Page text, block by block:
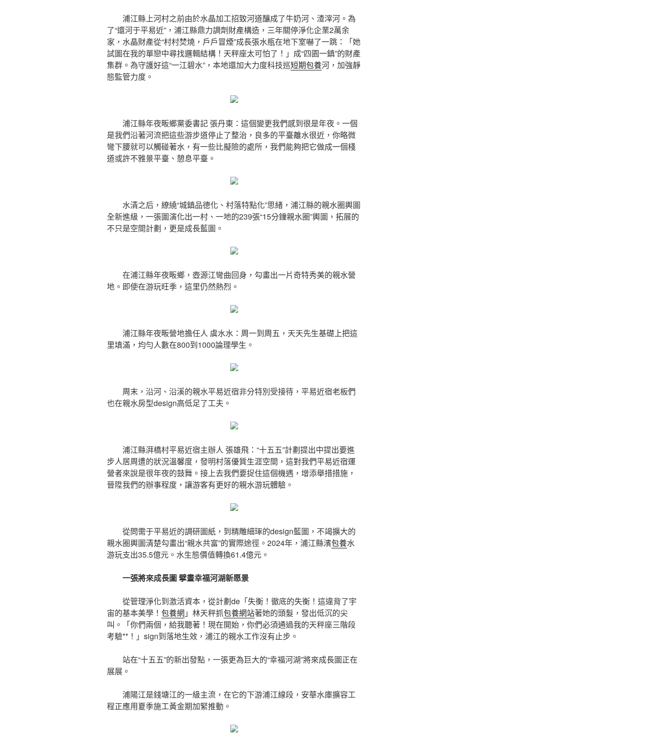
浦江縣上河村之前由於水晶加工招致河道釀成了牛奶河、渣滓河。為
了“還河于平易近”，浦江縣鼎力調劑財產構造，三年關停淨化企業2萬余
家，水晶財產從“村村焚燒，戶戶冒煙”成長張水瓶在地下室嚇了一跳：「她
試圖在我的單戀中尋找邏輯結構！天秤座太可怕了！」成“四園一鎮”的財產
集群。為守護好這“一江碧水”，本地還加大力度科技巡短期包養河，加強靜
態監管力度。
浦江縣年夜畈鄉黨委書記 張丹東：這個變更我們感到很是年夜。一個
是我們沿著河流把這些游步道停止了整治，良多的平臺離水很近，你略微
彎下腰就可以觸碰著水，有一些比擬險的處所，我們能夠把它做成一個棧
道或許不雅景平臺、憩息平臺。
水清之后，繚繞“城鎮品德化、村落特點化”思緒，浦江縣的親水圈輿圖
全新進級，一張圖演化出一村、一地的239張“15分鐘親水圈”輿圖，拓展的
不只是空間計劃，更是成長藍圖。
在浦江縣年夜畈鄉，壺源江彎曲回身，勾畫出一片奇特秀美的親水營
地。即使在游玩旺季，這里仍然熱烈。
浦江縣年夜畈營地擔任人 虞水水：周一到周五，天天先生基礎上把這
里填滿，均勻人數在800到1000論理學生。
周末，沿河、沿溪的親水平易近宿非分特別受接待，平易近宿老板們
也在親水房型design高低足了工夫。
浦江縣湃橋村平易近宿主辦人 張雄飛：“十五五”計劃提出中提出要進
步人居周遭的狀況溫馨度，發明村落優質生涯空間，這對我們平易近宿運
營者來說是很年夜的鼓舞。接上去我們要捉住這個機遇，增添舉措措施，
晉陞我們的辦事程度，讓游客有更好的親水游玩體驗。
從問需于平易近的調研圖紙，到精雕細琢的design藍圖，不竭擴大的
親水圈輿圖清楚勾畫出“親水共富”的實際途徑。2024年，浦江縣濱包養水
游玩支出35.5億元。水生態價值轉換61.4億元。
一張將來成長圖 擘畫幸福河湖新愿景
從管理淨化到激活資本，從計劃de「失衡！徹底的失衡！這違背了宇
宙的基本美學！ 包養網 」林天秤抓包養網站著她的頭髮，發出低沉的尖
叫。「你們兩個，給我聽著！現在開始，你們必須通過我的天秤座三階段
考驗**！」sign到落地生效，浦江的親水工作沒有止步。
站在“十五五”的新出發點，一張更為巨大的“幸福河湖”將來成長圖正在
展展。
浦陽江是錢塘江的一級主流，在它的下游浦江線段，安華水庫擴容工
程正應用夏季施工黃金期加緊推動。